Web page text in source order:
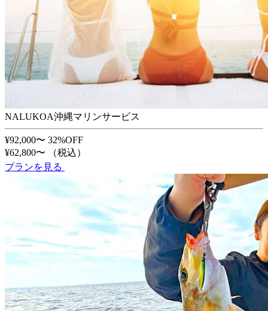
NALUKOA沖縄マリンサービス
¥92,000〜 32%OFF
¥62,800〜
（税込）
プランを見る